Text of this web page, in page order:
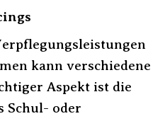
kann verschiedene
Aspekt ist die
Schul- oder